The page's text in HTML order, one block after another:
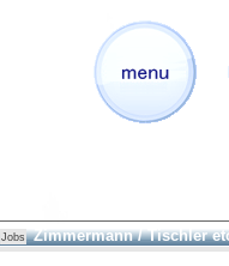
Jobs Zimmermann / Tischler